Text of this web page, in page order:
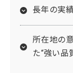
長年の実
所在地の
た“強い品